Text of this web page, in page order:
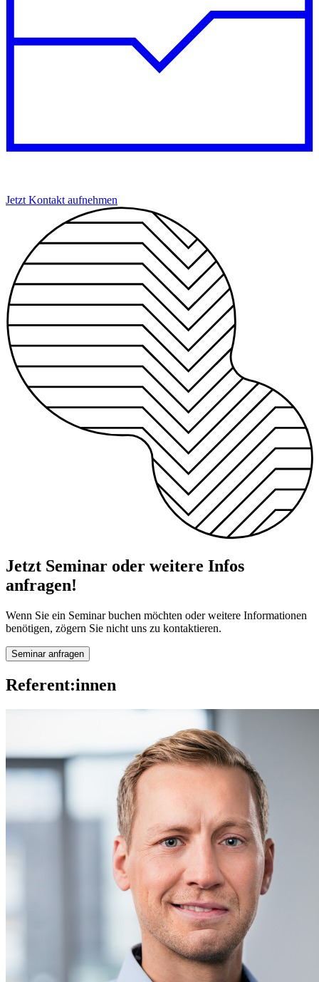
Jetzt Kontakt aufnehmen
Jetzt Seminar oder weitere Infos
anfragen!
Wenn Sie ein Seminar buchen möchten oder weitere Informationen
benötigen, zögern Sie nicht uns zu kontaktieren.
Seminar anfragen
Referent:innen